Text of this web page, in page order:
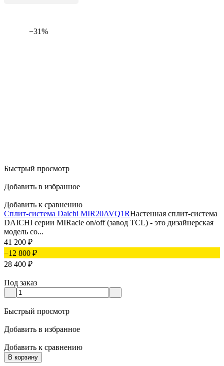
−31%
Быстрый просмотр
Добавить в избранное
Добавить к сравнению
Сплит-система Daichi MIR20AVQ1RНастенная сплит-система
DAICHI серии MIRacle on/off (завод TCL) - это дизайнерская
модель со...
41 200 ₽
−12 800 ₽
28 400 ₽
Под заказ
Быстрый просмотр
Добавить в избранное
Добавить к сравнению
В корзину